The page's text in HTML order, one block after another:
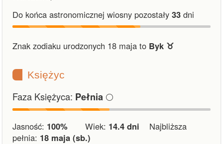
Do końca astronomicznej wiosny pozostały 33 dni
Znak zodiaku urodzonych 18 maja to Byk ♉︎
Księżyc
Faza Księżyca: Pełnia 🌕
Jasność: 100% Wiek: 14.4 dni Najbliższa
pełnia: 18 maja (sb.)